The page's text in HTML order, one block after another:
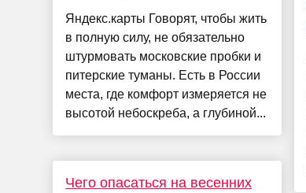
Яндекс.карты Говорят, чтобы жить
в полную силу, не обязательно
штурмовать московские пробки и
питерские туманы. Есть в России
места, где комфорт измеряется не
высотой небоскреба, а глубиной...
Чего опасаться на весенних